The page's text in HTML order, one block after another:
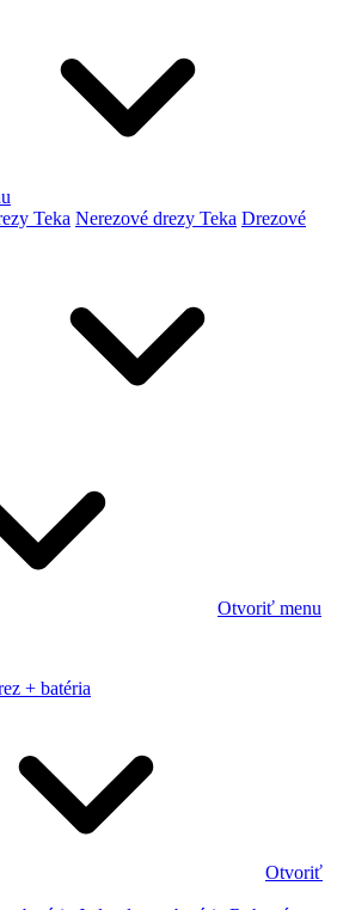
Teka Nerezové drezy Teka Drezové
Otvoriť menu
+ batéria
Otvoriť